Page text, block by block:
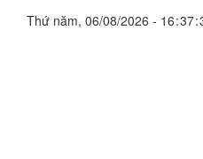
Thứ năm, 06/08/2026 - 16:37: